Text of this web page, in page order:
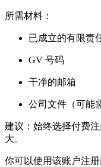
所需材料：
已成立的有限责
GV 号码
干净的邮箱
公司文件（可能
建议：始终选择付费
大。
你可以使用该账户注